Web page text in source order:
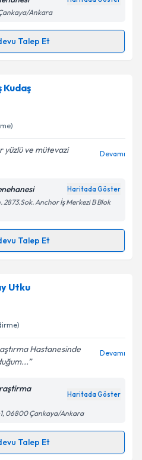
ilişkinAydınlatma
kabul ediyorum.
Gönder
Ankara
Talep Et
için randevu takvimi talebi
randevu almanız için bir
e-posta ile bilgilendireceğiz.
ilişkin
Aydınlatma
kişisel verilerimin belirtilen
kabul ediyorum.
Gönder
Kudaş
yüzlü ve mütevazi
Devamı
Haritada Göster
2873.Sok. Anchor İş Merkezi B Blok
Talep Et
için randevu takvimi talebi
randevu almanız için bir
e-posta ile bilgilendireceğiz.
ilişkin
Aydınlatma
kabul ediyorum.
Gönder
Utku
Hastanesinde
Devamı
Haritada Göster
06800 Çankaya/Ankara
Talep Et